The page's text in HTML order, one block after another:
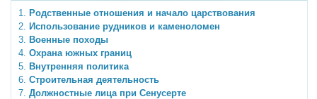
Родственные отношения и начало царствования
Использование рудников и каменоломен
Военные походы
Охрана южных границ
Внутренняя политика
Строительная деятельность
Должностные лица при Сенусерте